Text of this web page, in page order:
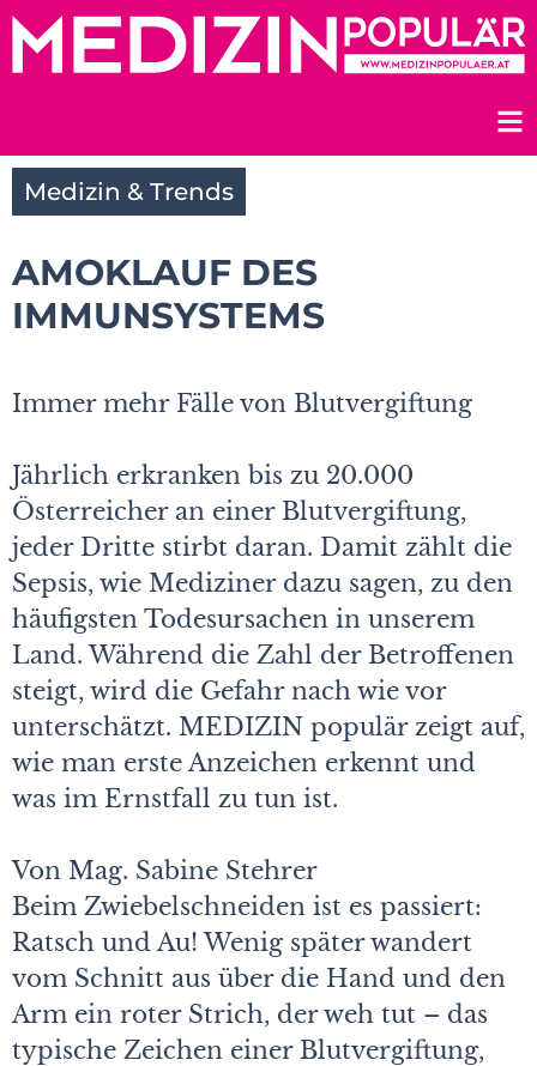
Zum
Inhalt
Medizin & Trends
AMOKLAUF DES
IMMUNSYSTEMS
Immer mehr Fälle von Blutvergiftung
Jährlich erkranken bis zu 20.000
Österreicher an einer Blutvergiftung,
jeder Dritte stirbt daran. Damit zählt die
Sepsis, wie Mediziner dazu sagen, zu den
häufigsten Todesursachen in unserem
Land. Während die Zahl der Betroffenen
steigt, wird die Gefahr nach wie vor
unterschätzt. MEDIZIN populär zeigt auf,
wie man erste Anzeichen erkennt und
was im Ernstfall zu tun ist.
Von Mag. Sabine Stehrer
Beim Zwiebelschneiden ist es passiert:
Ratsch und Au! Wenig später wandert
vom Schnitt aus über die Hand und den
Arm ein roter Strich, der weh tut – das
typische Zeichen einer Blutvergiftung,